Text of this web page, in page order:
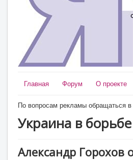
Главная Форум О проекте
По вопросам рекламы обращаться
Украина в борьбе
Александр Горохов